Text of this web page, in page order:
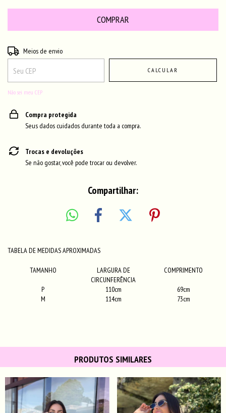
Entregas para o CEP:
Meios de envio
CALCULAR
Não sei meu CEP
Compra protegida
Seus dados cuidados durante toda a compra.
Trocas e devoluções
Se não gostar, você pode trocar ou devolver.
Compartilhar:
TABELA DE MEDIDAS APROXIMADAS
TAMANHO
LARGURA DE
CIRCUNFERÊNCIA
COMPRIMENTO
P 110cm
69cm
M
114cm 73cm
PRODUTOS SIMILARES